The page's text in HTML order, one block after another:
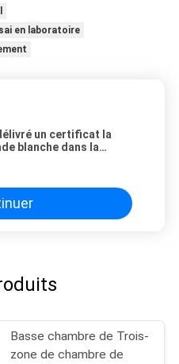
en laboratoire
un certificat la
blanche dans la
Basse chambre de Trois-
zone de chambre de